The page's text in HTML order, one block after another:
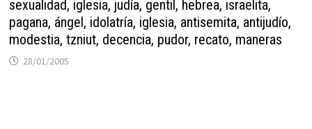
sexualidad, iglesia, judía, gentil, hebrea, israelita,
pagana, ángel, idolatría, iglesia, antisemita, antijudío,
modestia, tzniut, decencia, pudor, recato, maneras
28/01/2005